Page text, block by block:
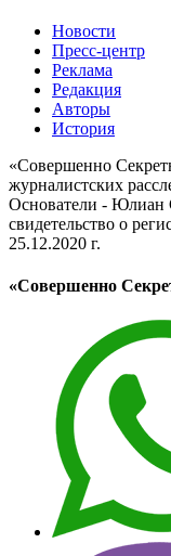
Новости
Пресс-центр
Реклама
Редакция
Авторы
История
«Совершенно
журналистских
Основатели -
свидетельство о
25.12.2020 г.
«Совершенно